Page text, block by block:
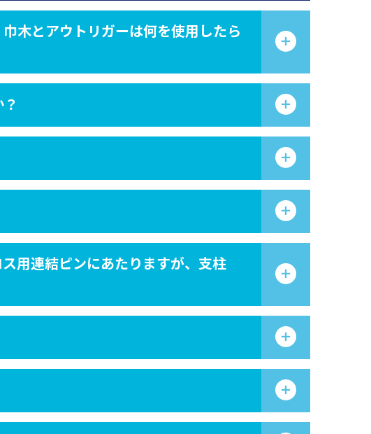
木とアウトリガーは何を使用したら
用連結ピンにあたりますが、支柱